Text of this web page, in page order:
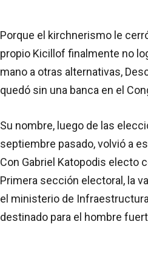
Porque el kirchnerismo le
propio Kicillof finalmente no
mano a otras alternativas,
quedó sin una banca en el
Su nombre, luego de las
septiembre pasado, volvió a
Con Gabriel Katopodis electo
Primera sección electoral, la
el ministerio de
destinado para el hombre